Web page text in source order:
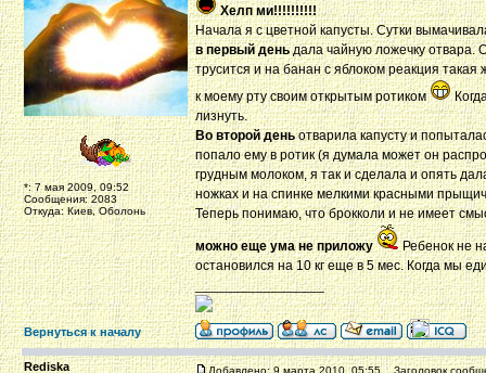
*: 7 мая 2009, 09:52
Сообщения: 2083
Откуда: Киев, Оболонь
Хелп ми!!!!!!!!!!
Начала я с цветной капусты. Сутки
в первый деньдала чайную ложечку отвара.
трусится и на банан с яблоком реакция
к моему рту своим открытым ротиком
лизнуть.
Во второй деньотварила капусту и
попало ему в ротик (я думала может он
грудным молоком, я так и сделала и опять
ножках и на спинке мелкими красными
Теперь понимаю, что брокколи и не имеет
можно еще ума не приложу
Ребенок не
остановился на 10 кг еще в 5 мес. Когда мы
_________________
Вернуться к началу
Rediska Добавлено: 9 марта 2010, 05:55 Заголовок